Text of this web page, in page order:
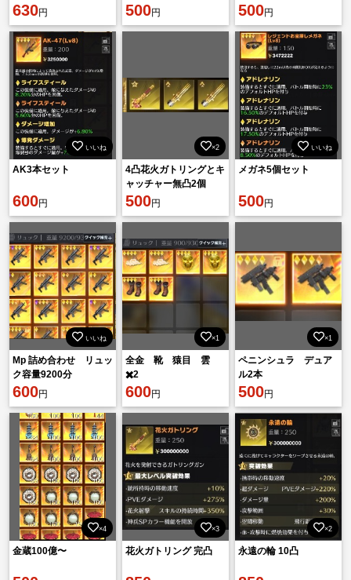
630円 500円 500円
いいね
AK3本セット
600円
×2
4凸花火ガトリングとキ
ャッチャー無凸2個
500円
いいね
メガネ5個セット
500円
いいね
Mp 詰め合わせ リュッ
ク容量9200分
600円
×1
全金 靴 猿目 雲
✖️2
600円
×1
ペニンシュラ デュア
ル2本
500円
×4
金蔵100億〜
×3
花火ガトリング 完凸
×2
永遠の輪 10凸